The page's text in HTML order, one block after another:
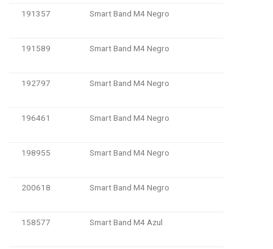
191357 Smart Band M4 Negro
191589 Smart Band M4 Negro
192797 Smart Band M4 Negro
196461 Smart Band M4 Negro
198955 Smart Band M4 Negro
200618 Smart Band M4 Negro
158577 Smart Band M4 Azul